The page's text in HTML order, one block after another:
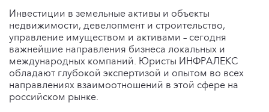
Инвестиции в земельные активы и объекты
недвижимости, девелопмент и строительство,
управление имуществом и активами – сегодня
важнейшие направления бизнеса локальных и
международных компаний. Юристы ИНФРАЛЕКС
обладают глубокой экспертизой и опытом во всех
направлениях взаимоотношений в этой сфере на
российском рынке.